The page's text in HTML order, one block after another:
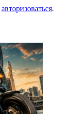
авторизоваться.